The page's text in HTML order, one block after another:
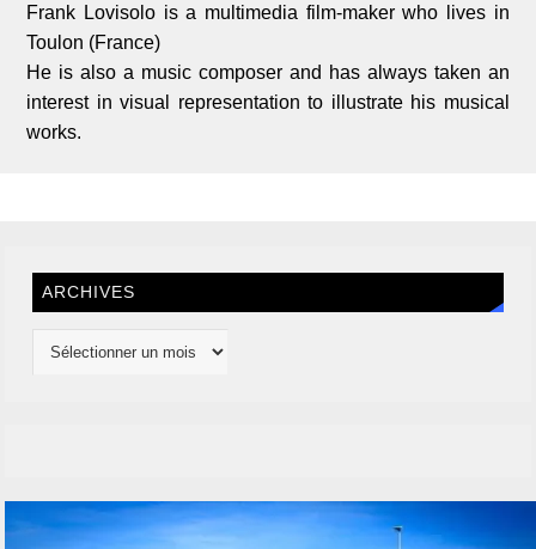
Frank Lovisolo is a multimedia film-maker who lives in
Toulon (France)
He is also a music composer and has always taken an
interest in visual representation to illustrate his musical
works.
ARCHIVES